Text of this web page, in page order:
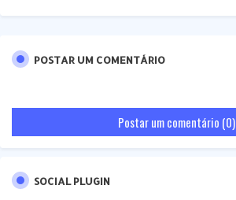
POSTAR UM COMENTÁRIO
Postar um comentário (0)
SOCIAL PLUGIN